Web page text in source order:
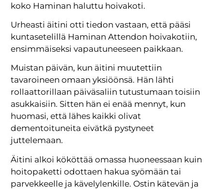
koko Haminan haluttu hoivakoti.
Urheasti äitini otti tiedon vastaan, että pääsi
kuntasetelillä Haminan Attendon hoivakotiin,
ensimmäiseksi vapautuneeseen paikkaan.
Muistan päivän, kun äitini muutettiin
tavaroineen omaan yksiöönsä. Hän lähti
rollaattorillaan päiväsaliin tutustumaan toisiin
asukkaisiin. Sitten hän ei enää mennyt, kun
huomasi, että lähes kaikki olivat
dementoituneita eivätkä pystyneet
juttelemaan.
Äitini alkoi kököttää omassa huoneessaan kuin
hoitopaketti odottaen hakua syömään tai
parvekkeelle ja kävelylenkille. Ostin kätevän ja